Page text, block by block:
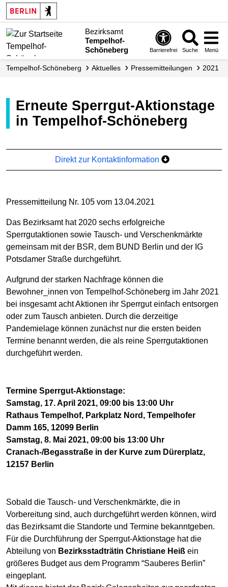
Bezirksamt
Tempelhof-
Schöneberg
Barrierefrei Suche Menü
Tempelhof-Schöneberg Aktuelles Presse­mitteilungen 2021
Erneute Sperrgut-Aktionstage
in Tempelhof-Schöneberg
Direkt zur Kontaktinformation
Pressemitteilung Nr. 105 vom 13.04.2021
Das Bezirksamt hat 2020 sechs erfolgreiche
Sperrgutaktionen sowie Tausch- und Verschenkmärkte
gemeinsam mit der BSR, dem BUND Berlin und der IG
Potsdamer Straße durchgeführt.
Aufgrund der starken Nachfrage können die
Bewohner_innen von Tempelhof-Schöneberg im Jahr 2021
bei insgesamt acht Aktionen ihr Sperrgut einfach entsorgen
oder zum Tausch anbieten. Durch die derzeitige
Pandemielage können zunächst nur die ersten beiden
Termine benannt werden, die als reine Sperrgutaktionen
durchgeführt werden.
Termine Sperrgut-Aktionstage:
Samstag, 17. April 2021, 09:00 bis 13:00 Uhr
Rathaus Tempelhof, Parkplatz Nord, Tempelhofer
Damm 165, 12099 Berlin
Samstag, 8. Mai 2021, 09:00 bis 13:00 Uhr
Cranach-/Begasstraße in der Kurve zum Dürerplatz,
12157 Berlin
Sobald die Tausch- und Verschenkmärkte, die in
Vorbereitung sind, auch durchgeführt werden können, wird
das Bezirksamt die Standorte und Termine bekanntgeben.
Für die Durchführung der Sperrgut-Aktionstage hat die
Abteilung von Bezirksstadträtin Christiane Heiß ein
größeres Budget aus dem Programm “Sauberes Berlin”
eingeplant.